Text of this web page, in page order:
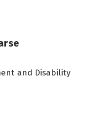
and Disability